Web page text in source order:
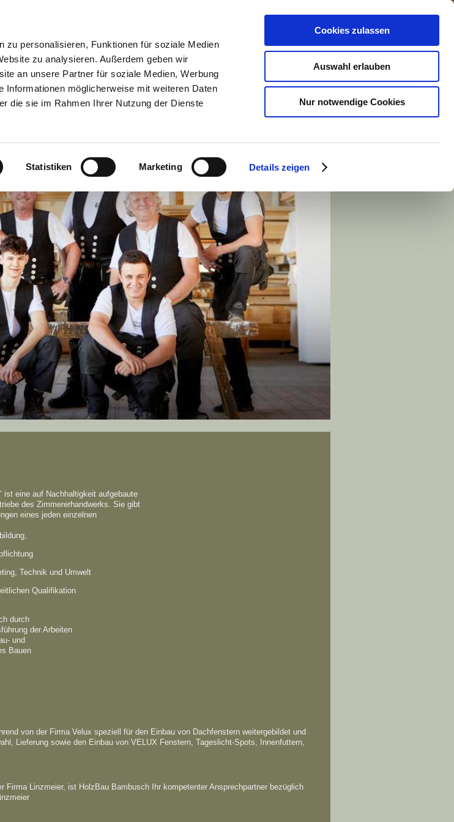
zu personalisieren, Funktionen für soziale Medien
zu analysieren. Außerdem geben wir
an unsere Partner für soziale Medien, Werbung
Informationen möglicherweise mit weiteren Daten
die sie im Rahmen Ihrer Nutzung der Dienste
Statistiken Marketing Details zeigen
Cookies zulassen
Auswahl erlauben
Nur notwendige Cookies
Impressum
eine auf Nachhaltigkeit aufgebaute
des Zimmererhandwerks. Sie gibt
eines jeden einzelnen
Technik und Umwelt
Qualifikation
durch
der Arbeiten
und
Bauen
von der Firma Velux speziell für den Einbau von Dachfenstern weitergebildet und
Lieferung sowie den Einbau von VELUX Fenstern, Tageslicht-Spots, Innenfuttern,
Firma Linzmeier, ist HolzBau Bambusch Ihr kompetenter Ansprechpartner bezüglich